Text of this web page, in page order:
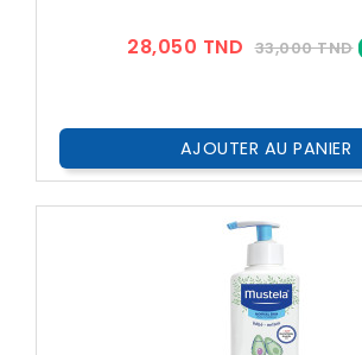
28,050 TND Prix
33,000 TND
AJOUTER AU PANIER